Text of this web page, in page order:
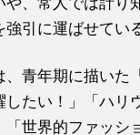
引に運ばせてい
、青年期に描いた
したい！」「ハリ
「世界的ファッシ